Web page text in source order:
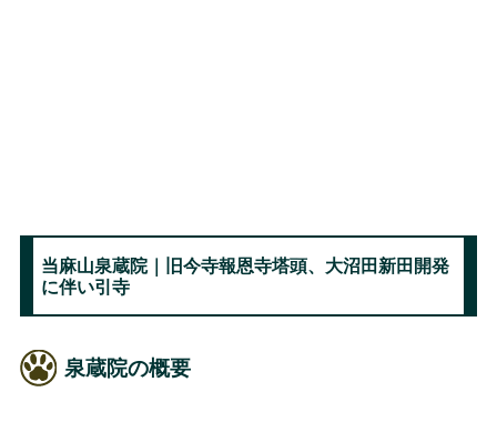
当麻山泉蔵院｜旧今寺報恩寺塔頭、大沼田新田開発
に伴い引寺
泉蔵院の概要